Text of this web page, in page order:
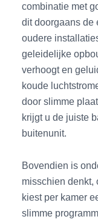
combinatie met
dit doorgaans de
oudere
geleidelijke
verhoogt en
koude
door slimme
krijgt u de juiste
buitenunit.
Bovendien is
misschien denkt,
kiest per kamer
slimme